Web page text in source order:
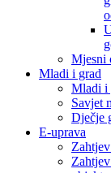
Mjesni
Mladi i grad
Mladi i
Savjet
Dječje
E-uprava